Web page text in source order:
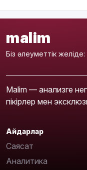
malim
Біз әлеуметтік желіде:
Malim — анализге
пікірлер мен
Айдарлар
Саясат
Аналитика